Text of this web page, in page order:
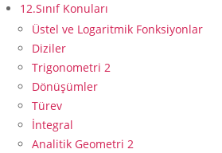
12.Sınıf Konuları
Üstel ve Logaritmik Fonksiyonlar
Diziler
Trigonometri 2
Dönüşümler
Türev
İntegral
Analitik Geometri 2